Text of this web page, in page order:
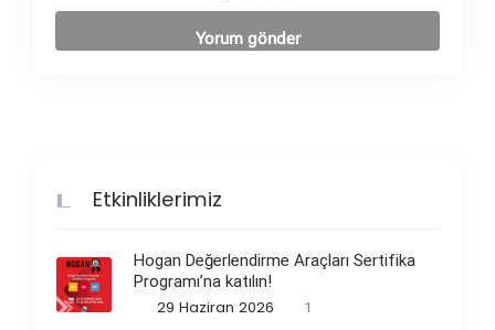
Etkinliklerimiz
Hogan Değerlendirme Araçları Sertifika
Programı’na katılın!
29 Haziran 2026 1